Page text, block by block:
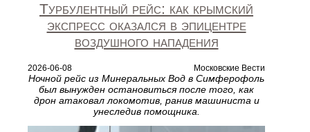
Турбулентный рейс: как крымский
экспресс оказался в эпицентре
воздушного нападения
2026-06-08 Московские Вести
Ночной рейс из Минеральных Вод в Симферофоль
был вынужден остановиться после того, как
дрон атаковал локомотив, ранив машиниста и
унеследив помощника.